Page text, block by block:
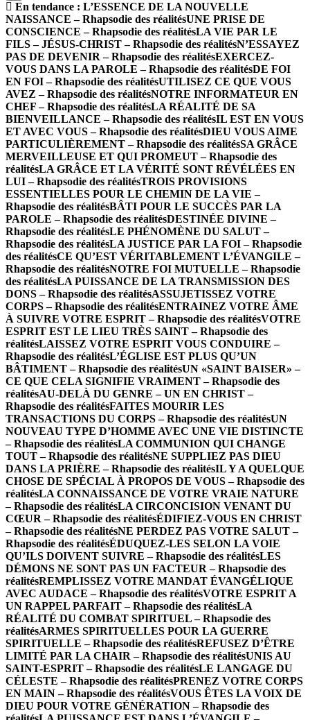
En tendance : L’ESSENCE DE LA NOUVELLE
NAISSANCE – Rhapsodie des réalitésUNE PRISE DE
CONSCIENCE – Rhapsodie des réalitésLA VIE PAR LE
FILS – JÉSUS-CHRIST – Rhapsodie des réalitésN’ESSAYEZ
PAS DE DEVENIR – Rhapsodie des réalitésEXERCEZ-
VOUS DANS LA PAROLE – Rhapsodie des réalitésDE FOI
EN FOI – Rhapsodie des réalitésUTILISEZ CE QUE VOUS
AVEZ – Rhapsodie des réalitésNOTRE INFORMATEUR EN
CHEF – Rhapsodie des réalitésLA RÉALITÉ DE SA
BIENVEILLANCE – Rhapsodie des réalitésIL EST EN VOUS
ET AVEC VOUS – Rhapsodie des réalitésDIEU VOUS AIME
PARTICULIÈREMENT – Rhapsodie des réalitésSA GRÂCE
MERVEILLEUSE ET QUI PROMEUT – Rhapsodie des
réalitésLA GRÂCE ET LA VÉRITÉ SONT RÉVÉLÉES EN
LUI – Rhapsodie des réalitésTROIS PROVISIONS
ESSENTIELLES POUR LE CHEMIN DE LA VIE –
Rhapsodie des réalitésBÂTI POUR LE SUCCÈS PAR LA
PAROLE – Rhapsodie des réalitésDESTINÉE DIVINE –
Rhapsodie des réalitésLE PHÉNOMÈNE DU SALUT –
Rhapsodie des réalitésLA JUSTICE PAR LA FOI – Rhapsodie
des réalitésCE QU’EST VÉRITABLEMENT L’ÉVANGILE –
Rhapsodie des réalitésNOTRE FOI MUTUELLE – Rhapsodie
des réalitésLA PUISSANCE DE LA TRANSMISSION DES
DONS – Rhapsodie des réalitésASSUJETISSEZ VOTRE
CORPS – Rhapsodie des réalitésENTRAINEZ VOTRE ÂME
À SUIVRE VOTRE ESPRIT – Rhapsodie des réalitésVOTRE
ESPRIT EST LE LIEU TRÈS SAINT – Rhapsodie des
réalitésLAISSEZ VOTRE ESPRIT VOUS CONDUIRE –
Rhapsodie des réalitésL’ÉGLISE EST PLUS QU’UN
BÂTIMENT – Rhapsodie des réalitésUN «SAINT BAISER» –
CE QUE CELA SIGNIFIE VRAIMENT – Rhapsodie des
réalitésAU-DELÀ DU GENRE – UN EN CHRIST –
Rhapsodie des réalitésFAITES MOURIR LES
TRANSACTIONS DU CORPS – Rhapsodie des réalitésUN
NOUVEAU TYPE D’HOMME AVEC UNE VIE DISTINCTE
– Rhapsodie des réalitésLA COMMUNION QUI CHANGE
TOUT – Rhapsodie des réalitésNE SUPPLIEZ PAS DIEU
DANS LA PRIÈRE – Rhapsodie des réalitésIL Y A QUELQUE
CHOSE DE SPÉCIAL À PROPOS DE VOUS – Rhapsodie des
réalitésLA CONNAISSANCE DE VOTRE VRAIE NATURE
– Rhapsodie des réalitésLA CIRCONCISION VENANT DU
CŒUR – Rhapsodie des réalitésÉDIFIEZ-VOUS EN CHRIST
– Rhapsodie des réalitésNE PERDEZ PAS VOTRE SALUT –
Rhapsodie des réalitésÉDUQUEZ-LES SELON LA VOIE
QU’ILS DOIVENT SUIVRE – Rhapsodie des réalitésLES
DÉMONS NE SONT PAS UN FACTEUR – Rhapsodie des
réalitésREMPLISSEZ VOTRE MANDAT ÉVANGÉLIQUE
AVEC AUDACE – Rhapsodie des réalitésVOTRE ESPRIT A
UN RAPPEL PARFAIT – Rhapsodie des réalitésLA
RÉALITÉ DU COMBAT SPIRITUEL – Rhapsodie des
réalitésARMES SPIRITUELLES POUR LA GUERRE
SPIRITUELLE – Rhapsodie des réalitésREFUSEZ D’ÊTRE
LIMITÉ PAR LA CHAIR – Rhapsodie des réalitésUNIS AU
SAINT-ESPRIT – Rhapsodie des réalitésLE LANGAGE DU
CÉLESTE – Rhapsodie des réalitésPRENEZ VOTRE CORPS
EN MAIN – Rhapsodie des réalitésVOUS ÊTES LA VOIX DE
DIEU POUR VOTRE GÉNÉRATION – Rhapsodie des